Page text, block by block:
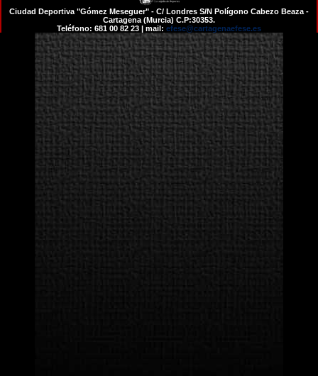
Ciudad Deportiva "Gómez Meseguer" - C/ Londres S/N Polígono Cabezo Beaza -
Cartagena (Murcia) C.P:30353.
Teléfono: 681 00 82 23 | mail: efese@cartagenaefese.es